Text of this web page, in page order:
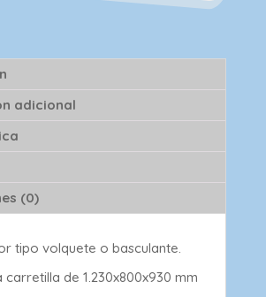
adicional
(0)
tipo volquete o basculante.
carretilla de 1.230x800x930 mm